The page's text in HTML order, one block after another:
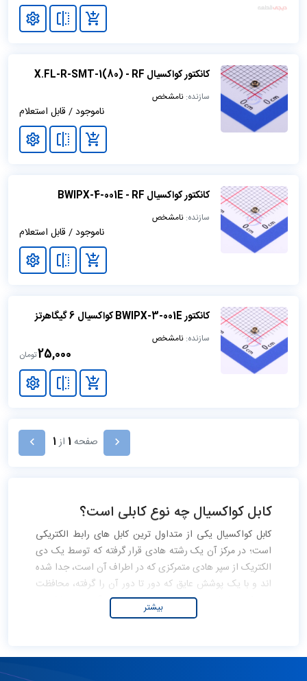
کانکتور کواکسیال X.FL-R-SMT-1(80) - RF
سازنده: نامشخص
ناموجود / قابل استعلام
کانکتور کواکسیال BWIPX-4-001E - RF
سازنده: نامشخص
ناموجود / قابل استعلام
کانکتور BWIPX-3-001E کواکسیال 6 گیگاهرتز
سازنده: نامشخص
25,000تومان
صفحه 1 از1
کابل کواکسیال چه نوع کابلی است؟
کابل کواکسیال یکی از متداول ترین کابل های رابط الکتریکی
است؛ در مرکز آن یک رشته هادی قرار گرفته که توسط یک دی
الکتریک از سپر هادی متمرکزی که در اطراف آن است، جدا شده
اند و با یک پوشش عایق که دور تا دور آن را گرفته، محافظت
می شوند. از این نوع کابل ها برای انتقال سیگنال های فرکانس
بالا مانند دستگاه های پخش خانگی، تلویزیون ها، خطوط تلفن و
بیشتر